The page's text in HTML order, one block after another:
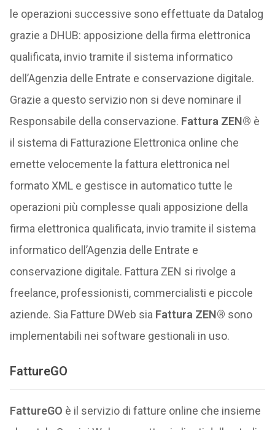
le operazioni successive sono effettuate da Datalog
grazie a DHUB: apposizione della firma elettronica
qualificata, invio tramite il sistema informatico
dell’Agenzia delle Entrate e conservazione digitale.
Grazie a questo servizio non si deve nominare il
Responsabile della conservazione. Fattura ZEN® è
il sistema di Fatturazione Elettronica online che
emette velocemente la fattura elettronica nel
formato XML e gestisce in automatico tutte le
operazioni più complesse quali apposizione della
firma elettronica qualificata, invio tramite il sistema
informatico dell’Agenzia delle Entrate e
conservazione digitale. Fattura ZEN si rivolge a
freelance, professionisti, commercialisti e piccole
aziende. Sia Fatture DWeb sia Fattura ZEN® sono
implementabili nei software gestionali in uso.
FattureGO
FattureGO è il servizio di fatture online che insieme